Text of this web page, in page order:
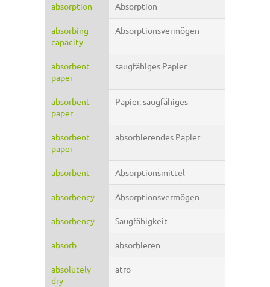
absorption Absorption
absorbing
capacity
Absorptionsvermögen
absorbent
paper
saugfähiges Papier
absorbent
paper
Papier, saugfähiges
absorbent
paper
absorbierendes Papier
absorbent Absorptionsmittel
absorbency Absorptionsvermögen
absorbency Saugfähigkeit
absorb absorbieren
absolutely
dry
atro